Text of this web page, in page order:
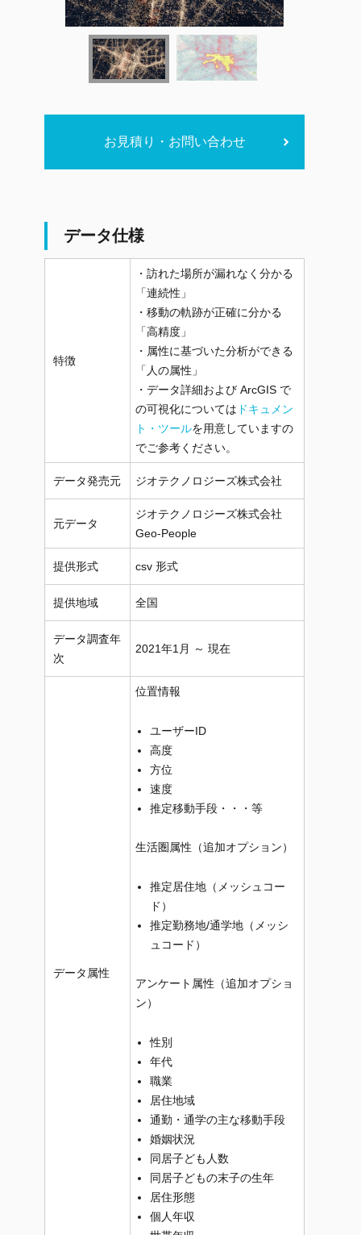
お見積り・お問い合わせ
データ仕様
特徴
・訪れた場所が漏れなく分かる
「連続性」
・移動の軌跡が正確に分かる
「高精度」
・属性に基づいた分析ができる
「人の属性」
・データ詳細および ArcGIS で
の可視化については ドキュメン
ト・ツールを用意していますの
でご参考ください。
データ発売元 ジオテクノロジーズ株式会社
元データ
ジオテクノロジーズ株式会社
Geo-People
提供形式 csv 形式
提供地域 全国
データ調査年
次
2021年1月 ～ 現在
データ属性
位置情報
ユーザーID
高度
方位
速度
推定移動手段・・・等
生活圏属性（追加オプション）
推定居住地（メッシュコー
ド）
推定勤務地/通学地（メッシ
ュコード）
アンケート属性（追加オプショ
ン）
性別
年代
職業
居住地域
通勤・通学の主な移動手段
婚姻状況
同居子ども人数
同居子どもの末子の生年
居住形態
個人年収